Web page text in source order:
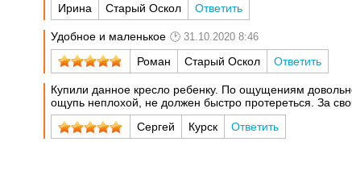
Ирина Старый Оскол Ответить
Удобное и маленькое 31.10.2020 8:46
Роман Старый Оскол Ответить
Купили данное кресло ребенку. По ощущениям
ощупь неплохой, не должен быстро протереться. За
Сергей Курск Ответить